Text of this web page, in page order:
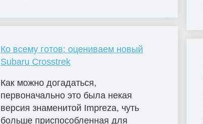
Ко всему готов: оцениваем новый
Subaru Crosstrek
Как можно догадаться,
первоначально это была некая
версия знаменитой Impreza, чуть
больше приспособленная для